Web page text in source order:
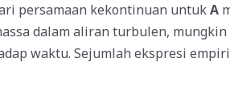
persamaan kekontinuan untukA
dalam aliran turbulen,
waktu. Sejumlah ekspresi